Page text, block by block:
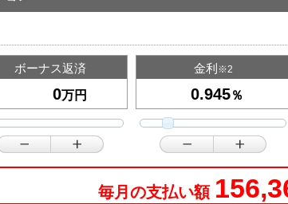
ボーナス返済
万円
金利 ※2
％
毎月の支払い額